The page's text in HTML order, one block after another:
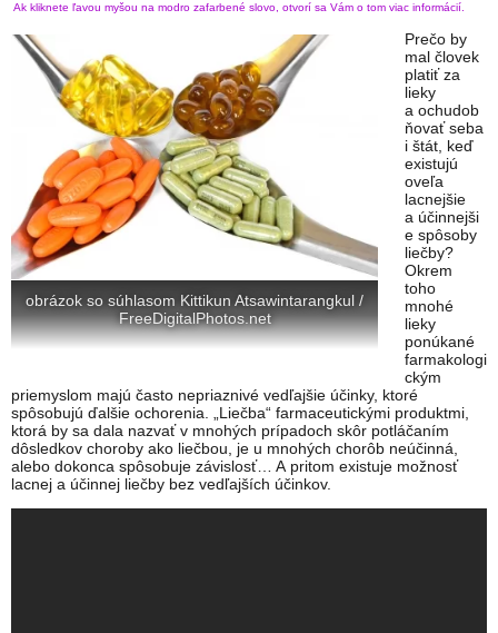
Ak kliknete ľavou myšou na modro zafarbené slovo, otvorí sa Vám o tom viac informácií.
obrázok so súhlasom Kittikun Atsawintarangkul /
FreeDigitalPhotos.net
Prečo by
mal človek
platiť za
lieky
a ochudob
ňovať seba
i štát, keď
existujú
oveľa
lacnejšie
a účinnejši
e spôsoby
liečby?
Okrem
toho
mnohé
lieky
ponúkané
farmakologi
ckým
priemyslom majú často nepriaznivé vedľajšie účinky, ktoré
spôsobujú ďalšie ochorenia. „Liečba“ farmaceutickými produktmi,
ktorá by sa dala nazvať v mnohých prípadoch skôr potláčaním
dôsledkov choroby ako liečbou, je u mnohých chorôb neúčinná,
alebo dokonca spôsobuje závislosť… A pritom existuje možnosť
lacnej a účinnej liečby bez vedľajších účinkov.